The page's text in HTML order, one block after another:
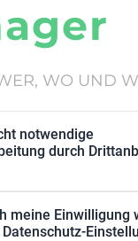
WO UND
notwendige
durch
eingestuft haben,
meine Einwilligung